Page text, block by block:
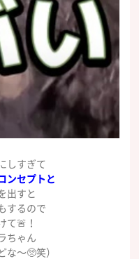
しすぎて
ンセプトと
出すと
するので
て🚨！
ちゃん
な〜🥺笑）